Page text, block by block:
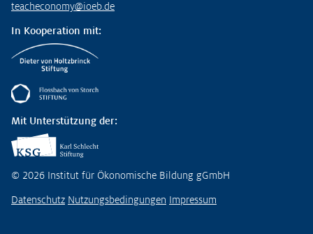
teacheconomy@ioeb.de
In Kooperation mit:
Mit Unterstützung der:
© 2026 Institut für Ökonomische Bildung gGmbH
Datenschutz Nutzungsbedingungen Impressum